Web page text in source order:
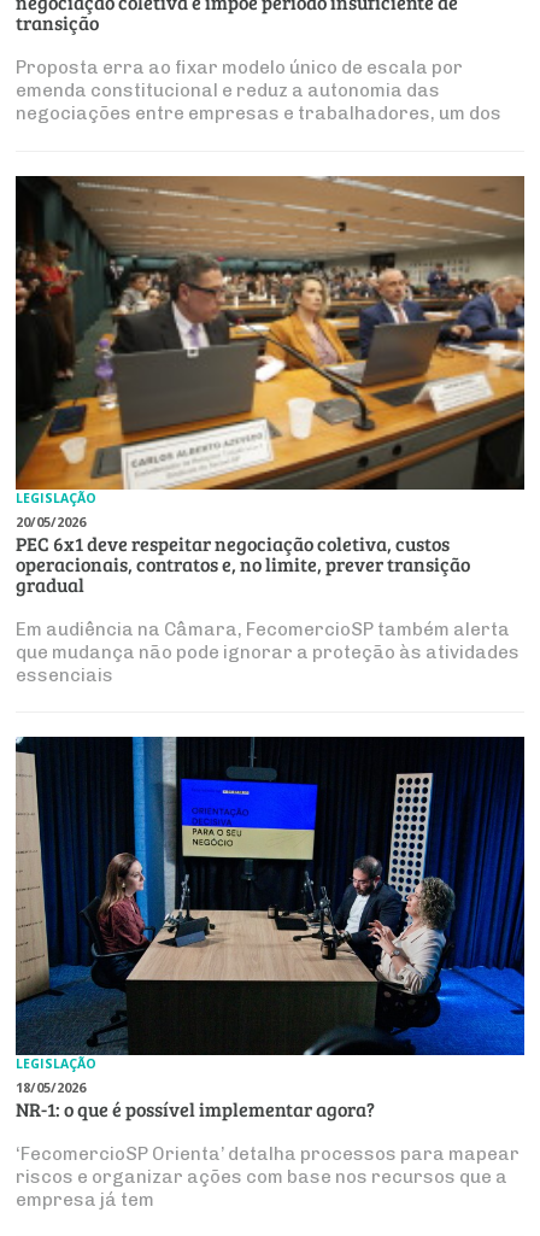
transição
Proposta erra ao fixar modelo único de escala por
emenda constitucional e reduz a autonomia das
negociações entre empresas e trabalhadores, um dos
LEGISLAÇÃO
20/05/2026
PEC 6x1 deve respeitar negociação coletiva, custos
operacionais, contratos e, no limite, prever transição
gradual
Em audiência na Câmara, FecomercioSP também alerta
que mudança não pode ignorar a proteção às atividades
essenciais
LEGISLAÇÃO
18/05/2026
NR-1: o que é possível implementar agora?
‘FecomercioSP Orienta’ detalha processos para mapear
riscos e organizar ações com base nos recursos que a
empresa já tem